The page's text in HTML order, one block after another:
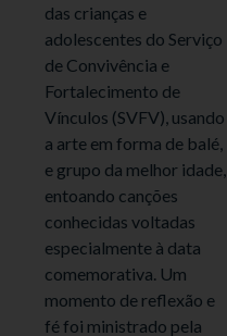
das crianças e
adolescentes do Serviço
de Convivência e
Fortalecimento de
Vínculos (SVFV), usando
a arte em forma de balé,
e grupo da melhor idade,
entoando canções
conhecidas voltadas
especialmente à data
comemorativa. Um
momento de reflexão e
fé foi ministrado pela